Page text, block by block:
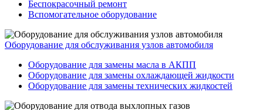
Беспокрасочный ремонт
Вспомогательное оборудование
Оборудование для обслуживания узлов автомобиля
Оборудование для замены масла в АКПП
Оборудование для замены охлаждающей жидкости
Оборудование для замены технических жидкостей